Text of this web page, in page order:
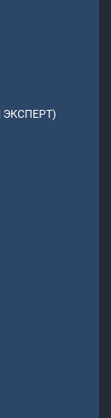
ЭКСПЕРТ)